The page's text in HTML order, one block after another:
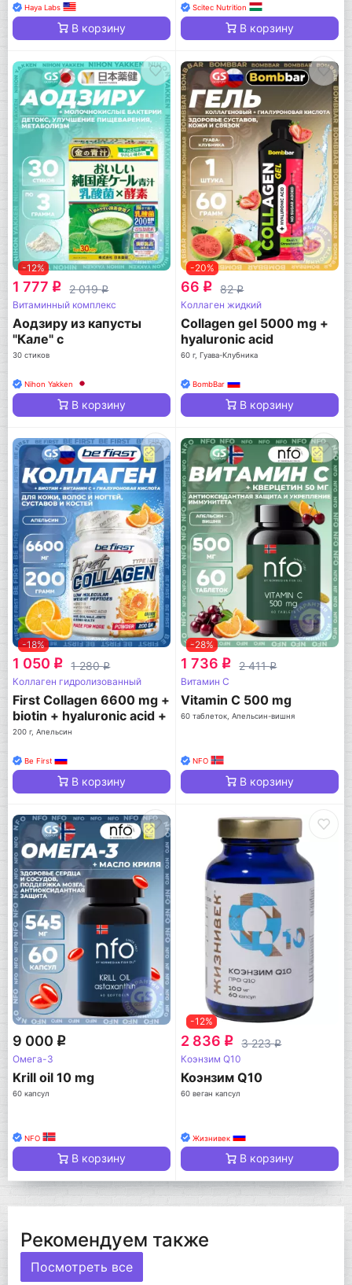
Haya Labs
В корзину
Scitec Nutrition
В корзину
-12%
1 777 q 2 019q
Витаминный комплекс
Аодзиру из капусты
"Кале" с
молочнокислыми
30 стиков
Nihon Yakken
В корзину
-20%
66 q 82q
Коллаген жидкий
Collagen gel 5000 mg +
hyaluronic acid
60 г, Гуава-Клубника
BombBar
В корзину
-18%
1 050 q 1 280q
Коллаген гидролизованный
First Collagen 6600 mg +
biotin + hyaluronic acid +
vitamin C
200 г, Апельсин
Be First
В корзину
-28%
1 736 q 2 411q
Витамин C
Vitamin C 500 mg
60 таблеток, Апельсин-вишня
NFO
В корзину
9 000 q
Омега-3
Krill oil 10 mg
60 капсул
NFO
В корзину
-12%
2 836 q 3 223q
Коэнзим Q10
Коэнзим Q10
60 веган капсул
Жизнивек
В корзину
Рекомендуем также
Посмотреть все